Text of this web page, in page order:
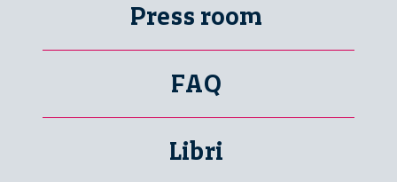
Press room
FAQ
Libri